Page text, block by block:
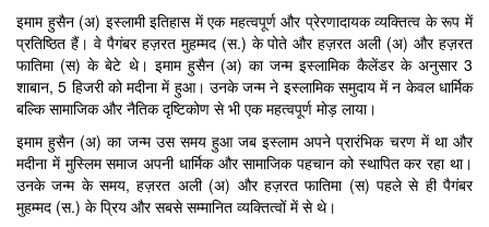
इमाम हुसैन (अ) इस्लामी इतिहास में एक महत्वपूर्ण और प्रेरणादायक व्यक्तित्व के रूप में
प्रतिष्ठित हैं। वे पैगंबर हज़रत मुहम्मद (स.) के पोते और हज़रत अली (अ) और हज़रत
फातिमा (स) के बेटे थे। इमाम हुसैन (अ) का जन्म इस्लामिक कैलेंडर के अनुसार 3
शाबान, 5 हिजरी को मदीना में हुआ। उनके जन्म ने इस्लामिक समुदाय में न केवल धार्मिक
बल्कि सामाजिक और नैतिक दृष्टिकोण से भी एक महत्वपूर्ण मोड़ लाया।
इमाम हुसैन (अ) का जन्म उस समय हुआ जब इस्लाम अपने प्रारंभिक चरण में था और
मदीना में मुस्लिम समाज अपनी धार्मिक और सामाजिक पहचान को स्थापित कर रहा था।
उनके जन्म के समय, हज़रत अली (अ) और हज़रत फातिमा (स) पहले से ही पैगंबर
मुहम्मद (स.) के प्रिय और सबसे सम्मानित व्यक्तित्वों में से थे।